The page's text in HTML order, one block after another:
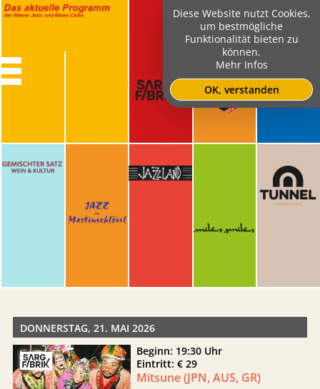
DONNERSTAG, 21. MAI 2026
Beginn: 19:30 Uhr
Eintritt: € 29
Mitsune (JPN, AUS, GR)
Diese Website nutzt Cookies,
um bestmögliche
Funktionalität bieten zu
können.
Mehr Infos
OK, verstanden